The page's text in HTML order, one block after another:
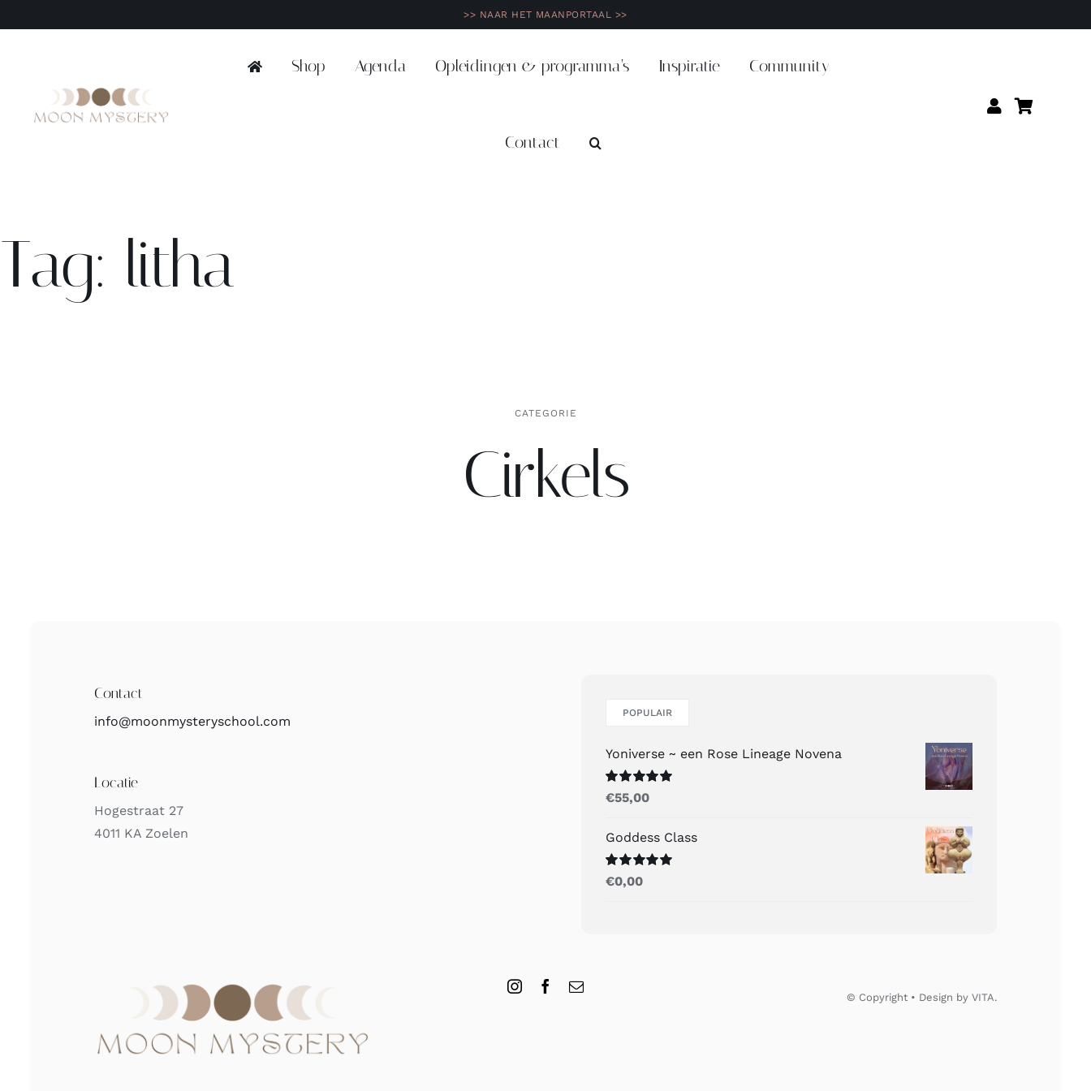
naar
>> NAAR HET MAANPORTAAL >>
Shop Agenda Opleidingen & programma’s Inspiratie Community
Contact
Tag: litha
CATEGORIE
Cirkels
Contact
info@moonmysteryschool.com
Locatie
Hogestraat 27
4011 KA Zoelen
POPULAIR
Yoniverse ~ een Rose Lineage Novena
Gewaardeerd
uit 5
€55,00
Goddess Class
Gewaardeerd
5.00
€0,00
© Copyright • Design by VITA.